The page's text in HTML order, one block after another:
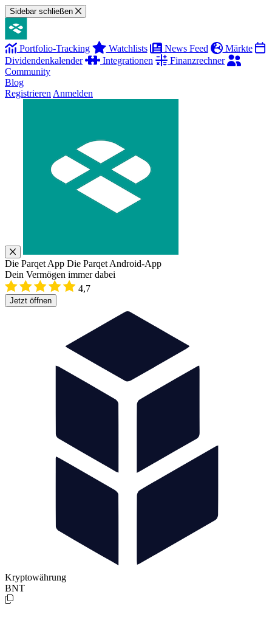
Sidebar schließen
Portfolio-Tracking Watchlists News Feed
Märkte
Dividendenkalender
Integrationen
Finanzrechner
Community
Blog
Registrieren Anmelden
Die Parqet App Die Parqet Android-App
Dein Vermögen immer dabei
4,7
Jetzt öffnen
Kryptowährung
BNT